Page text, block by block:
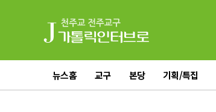
뉴스홈 교구 본당 기획/특집